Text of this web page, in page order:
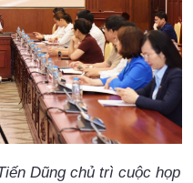
Dũng chủ trì cuộc họp